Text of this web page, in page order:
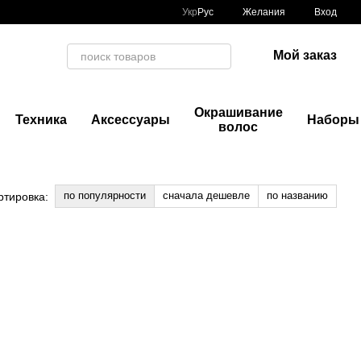
Укр Рус Желания Вход
Мой заказ
Техника Аксессуары
Окрашивание
волос
Наборы
по популярности сначала дешевле по названию